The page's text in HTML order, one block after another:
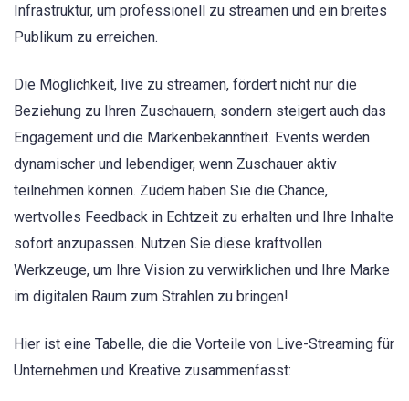
Infrastruktur, um professionell zu streamen und ein breites
Publikum zu erreichen.
Die Möglichkeit, live zu streamen, fördert nicht nur die
Beziehung zu Ihren Zuschauern, sondern steigert auch das
Engagement und die Markenbekanntheit. Events werden
dynamischer und lebendiger, wenn Zuschauer aktiv
teilnehmen können. Zudem haben Sie die Chance,
wertvolles Feedback in Echtzeit zu erhalten und Ihre Inhalte
sofort anzupassen. Nutzen Sie diese kraftvollen
Werkzeuge, um Ihre Vision zu verwirklichen und Ihre Marke
im digitalen Raum zum Strahlen zu bringen!
Hier ist eine Tabelle, die die Vorteile von Live-Streaming für
Unternehmen und Kreative zusammenfasst: